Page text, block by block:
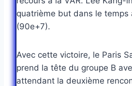
quatrième but dans le temps
(90e+7).
Avec cette victoire, le Paris
prend la tête du groupe B
attendant la deuxième